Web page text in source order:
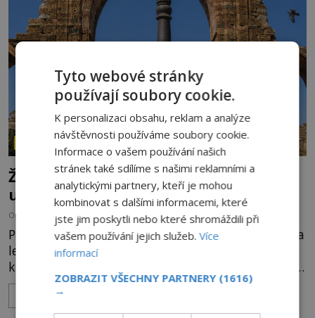
o skutečné historické události. Ve středověké
Evropě mají relikvie mimořádnou hodnotu. Nejsou
jen předmětem úcty
ZÁHADY HISTORIE
Železný zázrak z Indie: Proč tento sloup
už 1 600 let nezná rez?
OD HELENA STEJSKALOVÁ 5.8.2026 2.8TIS
Představa, že železo musí na dešti během několika
let zrezivět, bere v Dillí za své. Uprostřed
komplexu Qutb stojí více než sedm metrů vysoký
železný sloup, který už přibližně 1 600 let odolává
počasí s jen nepatrnými stopami koroze. Jeho
ZOBRAZIT VÍCE
Tyto webové stránky
používají soubory cookie.
K personalizaci obsahu, reklam a analýze
návštěvnosti používáme soubory cookie.
Informace o vašem používání našich
stránek také sdílíme s našimi reklamními a
analytickými partnery, kteří je mohou
kombinovat s dalšími informacemi, které
jste jim poskytli nebo které shromáždili při
vašem používání jejich služeb.Více
informací
ZOBRAZIT VŠECHNY PARTNERY (1616)
→